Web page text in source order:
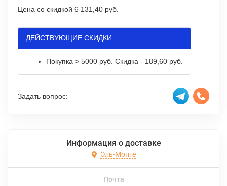
Цена со скидкой 6 131,40 руб.
ДЕЙСТВУЮЩИЕ СКИДКИ
Покупка > 5000 руб. Скидка - 189,60 руб.
Задать вопрос:
Информация о доставке
Эль-Монте
Почта